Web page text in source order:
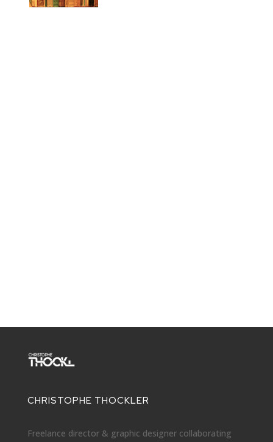
CHRISTOPHE THOCKLER
Freelance director & graphic designer collaborating